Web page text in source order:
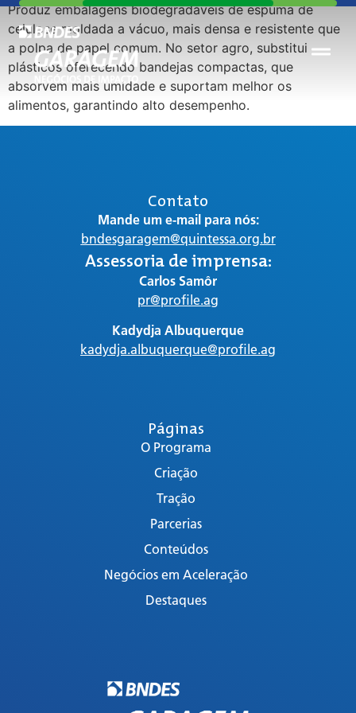
Produz embalagens biodegradáveis de espuma de
celulose moldada a vácuo, mais densa e resistente que
a polpa de papel comum. No setor agro, substitui
plásticos oferecendo bandejas compactas, que
absorvem mais umidade e suportam melhor os
alimentos, garantindo alto desempenho.
Páginas
O Programa
Criação
Tração
Parcerias
Conteúdos
Negócios em Aceleração
Destaques
Contato
Mande um e-mail para nós:
bndesgaragem@quintessa.org.br
Assessoria de imprensa:
Carlos Samôr
pr@profile.ag
Kadydja Albuquerque
kadydja.albuquerque@profile.ag